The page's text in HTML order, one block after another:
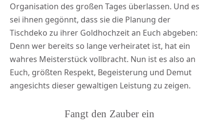
Organisation des großen Tages überlassen. Und es
sei ihnen gegönnt, dass sie die Planung der
Tischdeko zu ihrer Goldhochzeit an Euch abgeben:
Denn wer bereits so lange verheiratet ist, hat ein
wahres Meisterstück vollbracht. Nun ist es also an
Euch, größten Respekt, Begeisterung und Demut
angesichts dieser gewaltigen Leistung zu zeigen.
Fangt den Zauber ein